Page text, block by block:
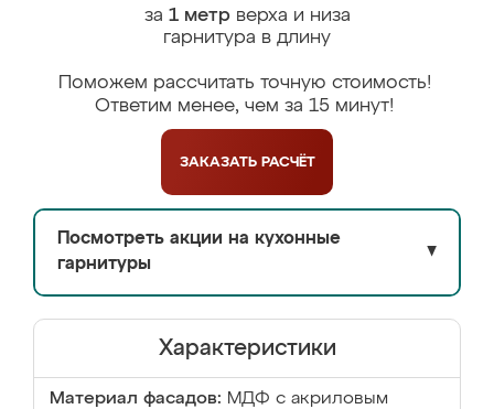
за 1 метрверха и низа
гарнитура в длину
Поможем рассчитать точную стоимость!
Ответим менее, чем за 15 минут!
ЗАКАЗАТЬ РАСЧЁТ
Посмотреть акции на кухонные
гарнитуры
▼
Характеристики
Материал фасадов: МДФ с акриловым